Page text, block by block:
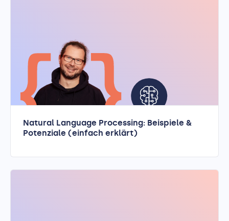
Natural Language Processing: Beispiele &
Potenziale (einfach erklärt)